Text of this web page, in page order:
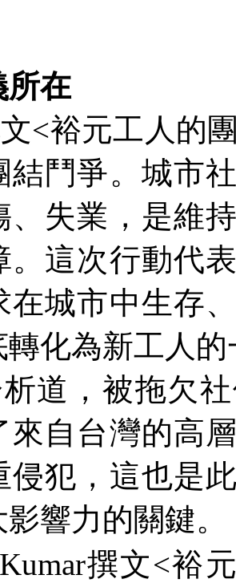
所在
<裕元工人的
結鬥爭。城市
、失業，是維
。這次行動代
在城市中生存
轉化為新工人
道，被拖欠
來自台灣的高
侵犯，這也是
響力的關鍵。
撰文<裕